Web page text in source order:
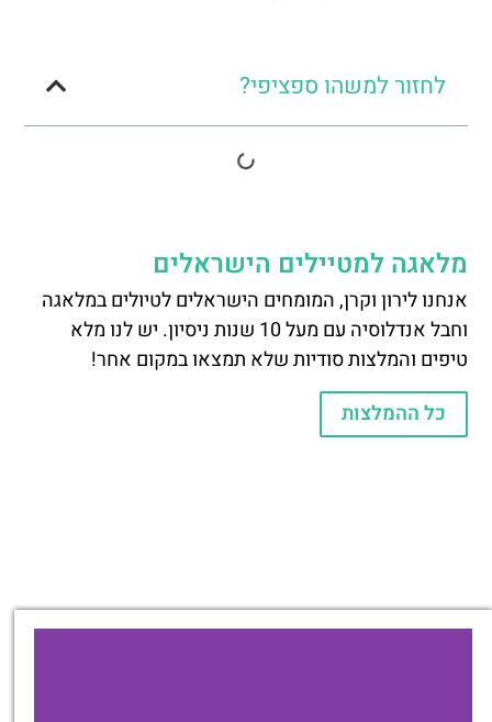
לחזור למשהו ספציפי?
מלאגה למטיילים הישראלים
אנחנו לירון וקרן, המומחים הישראלים לטיולים במלאגה
וחבל אנדלוסיה עם מעל 10 שנות ניסיון. יש לנו מלא
טיפים והמלצות סודיות שלא תמצאו במקום אחר!
כל ההמלצות